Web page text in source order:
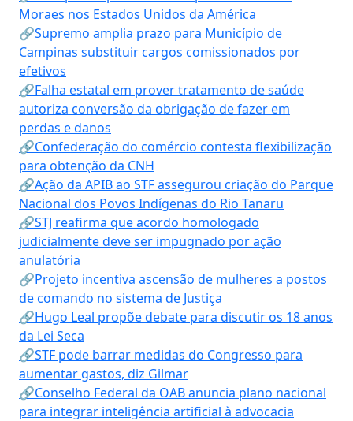
Moraes nos Estados Unidos da América
🔗Supremo amplia prazo para Município de
Campinas substituir cargos comissionados por
efetivos
🔗Falha estatal em prover tratamento de saúde
autoriza conversão da obrigação de fazer em
perdas e danos
🔗Confederação do comércio contesta flexibilização
para obtenção da CNH
🔗Ação da APIB ao STF assegurou criação do Parque
Nacional dos Povos Indígenas do Rio Tanaru
🔗STJ reafirma que acordo homologado
judicialmente deve ser impugnado por ação
anulatória
🔗Projeto incentiva ascensão de mulheres a postos
de comando no sistema de Justiça
🔗Hugo Leal propõe debate para discutir os 18 anos
da Lei Seca
🔗STF pode barrar medidas do Congresso para
aumentar gastos, diz Gilmar
🔗Conselho Federal da OAB anuncia plano nacional
para integrar inteligência artificial à advocacia